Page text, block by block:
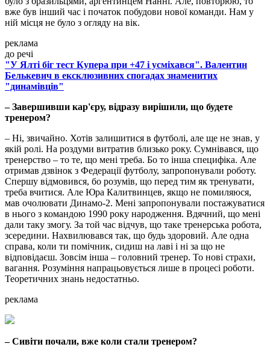
вже був інший час і початок побудови нової команди. Нам у
ній місця не було з огляду на вік.
реклама
до речі
"У Ялті біг тест Купера при +47 і усміхався". Валентин
Белькевич в ексклюзивних спогадах знаменитих
"динамівців"
– Завершивши кар'єру, відразу вирішили, що будете
тренером?
– Ні, звичайно. Хотів залишитися в футболі, але ще не знав, у
якій ролі. На роздуми витратив близько року. Сумнівався, що
тренерство – то те, що мені треба. Бо то інша специфіка. Але
отримав дзвінок з Федерації футболу, запропонували роботу.
Спершу відмовився, бо розумів, що перед тим як тренувати,
треба вчитися. Але Юра Калитвинцев, якщо не помиляюся,
мав очолювати Динамо-2. Мені запропонували постажуватися
в нього з командою 1990 року народження. Вдячний, що мені
дали таку змогу. За той час відчув, що таке тренерська робота,
зсередини. Нахвилювався так, що будь здоровий. Але одна
справа, коли ти помічник, сидиш на лаві і ні за що не
відповідаєш. Зовсім інша – головний тренер. То нові страхи,
вагання. Розуміння напрацьовується лише в процесі роботи.
Теоретичних знань недостатньо.
реклама
– Сивіти почали, вже коли стали тренером?